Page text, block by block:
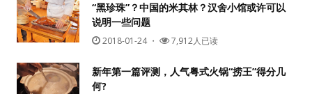
“黑珍珠”？中国的米其林？汉舍小馆或许可以
说明一些问题
2018-01-24・ 7,912人已读
新年第一篇评测，人气粤式火锅“捞王”得分几
何?